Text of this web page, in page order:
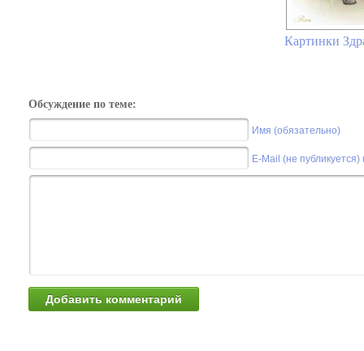
Картинки
Обсуждение по теме:
Имя (обязательно)
E-Mail (не